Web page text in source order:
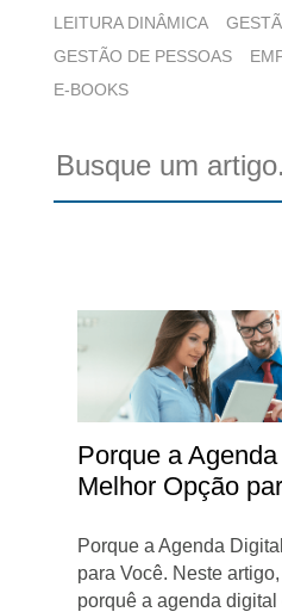
LEITURA DINÂMICA
GESTÃO DE PESSOAS
E-BOOKS
Porque a
Melhor Opção
Porque a Agenda
para Você. Neste
porquê a agenda